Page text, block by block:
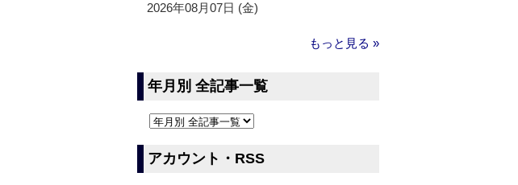
2026年08月07日 (金)
もっと見る »
年月別 全記事一覧
アカウント・RSS